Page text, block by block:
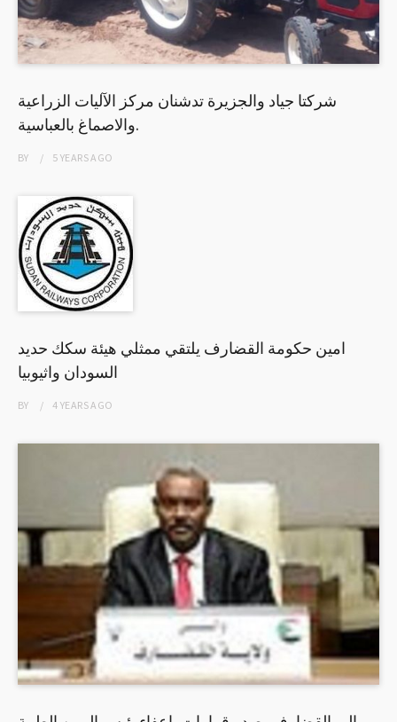
شركتا جياد والجزيرة تدشنان مركز الآليات الزراعية
والاصماغ بالعباسية.
BY 5 YEARSAGO
امين حكومة القضارف يلتقي ممثلي هيئة سكك حديد
السودان واثيوبيا
BY 4 YEARSAGO